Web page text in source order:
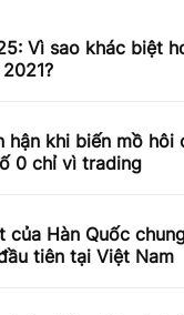
Vì sao khác biệt
hận khi biến mồ hôi
0 chỉ vì trading
của Hàn Quốc
tiên tại Việt Nam